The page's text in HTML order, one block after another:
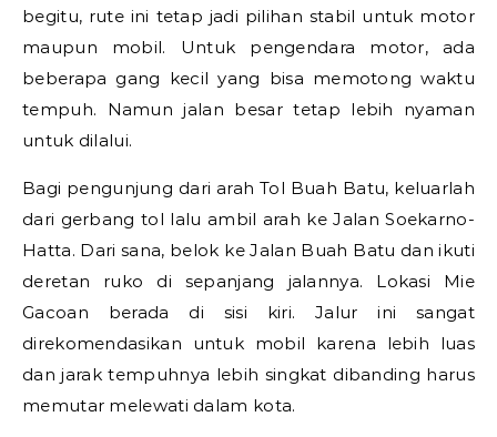
begitu, rute ini tetap jadi pilihan stabil untuk motor
maupun mobil. Untuk pengendara motor, ada
beberapa gang kecil yang bisa memotong waktu
tempuh. Namun jalan besar tetap lebih nyaman
untuk dilalui.
Bagi pengunjung dari arah Tol Buah Batu, keluarlah
dari gerbang tol lalu ambil arah ke Jalan Soekarno-
Hatta. Dari sana, belok ke Jalan Buah Batu dan ikuti
deretan ruko di sepanjang jalannya. Lokasi Mie
Gacoan berada di sisi kiri. Jalur ini sangat
direkomendasikan untuk mobil karena lebih luas
dan jarak tempuhnya lebih singkat dibanding harus
memutar melewati dalam kota.